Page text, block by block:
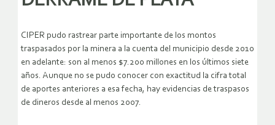
CIPER pudo rastrear parte importante de los montos
traspasados por la minera a la cuenta del municipio desde 2010
en adelante: son al menos $7.200 millones en los últimos siete
años. Aunque no se pudo conocer con exactitud la cifra total
de aportes anteriores a esa fecha, hay evidencias de traspasos
de dineros desde al menos 2007.